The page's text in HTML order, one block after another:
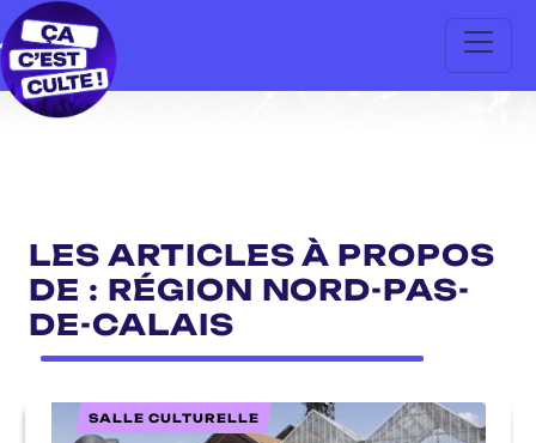
LES ARTICLES À PROPOS
DE : RÉGION NORD-PAS-
DE-CALAIS
SALLE CULTURELLE